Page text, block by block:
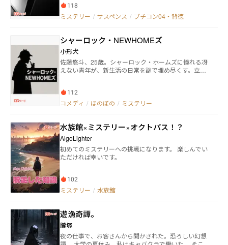
のぞき窓から隅々まで見渡せる程度のこじんまりした
空間で、どういう仕組みになっているのか、部屋その
常にゆっくりと動き続ける乗り降り自由の観覧車とい
うところだ。
118
ミステリー / サスペンス / プチコン04・背徳
シャーロック・NEWHOMEズ
小形犬
佐藤悠斗、25歳。シャーロック・ホームズに憧れる冴
えない青年が、新生活の日常を謎で埋め尽くす。立ち
112
コメディ / ほのぼの / ミステリー
水族館×ミステリー×オクトパス！？
AlgoLighter
初めてのミステリーへの挑戦になります。 楽しんでい
ただければ幸いです。
102
ミステリー / 水族館
遊漁奇譚。
朧塚
夜の仕事で、お客さんから聞かされた。恐ろしい幻想